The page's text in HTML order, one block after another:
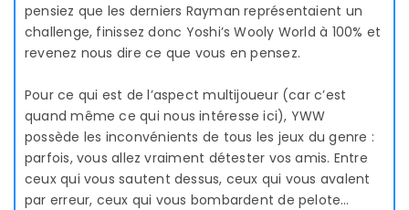
pensiez que les derniers Rayman représentaient un
challenge, finissez donc Yoshi’s Wooly World à 100% et
revenez nous dire ce que vous en pensez.
Pour ce qui est de l’aspect multijoueur (car c’est
quand même ce qui nous intéresse ici), YWW
possède les inconvénients de tous les jeux du genre :
parfois, vous allez vraiment détester vos amis. Entre
ceux qui vous sautent dessus, ceux qui vous avalent
par erreur, ceux qui vous bombardent de pelote…